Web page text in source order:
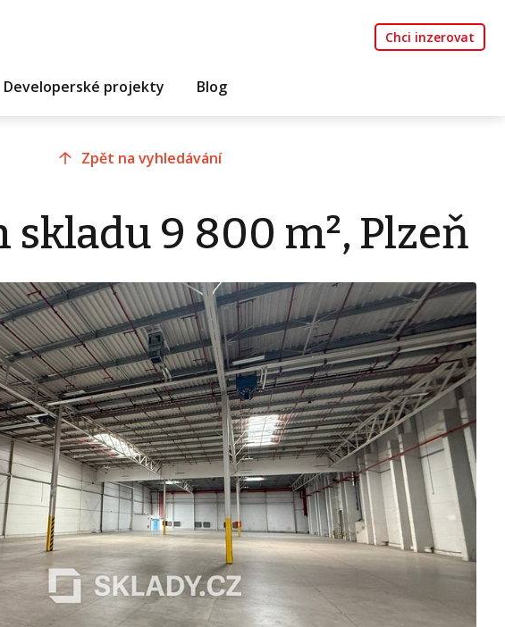
Chci inzerovat
Developerské projekty Blog
Zpět na vyhledávání
9 800 m², Plzeň